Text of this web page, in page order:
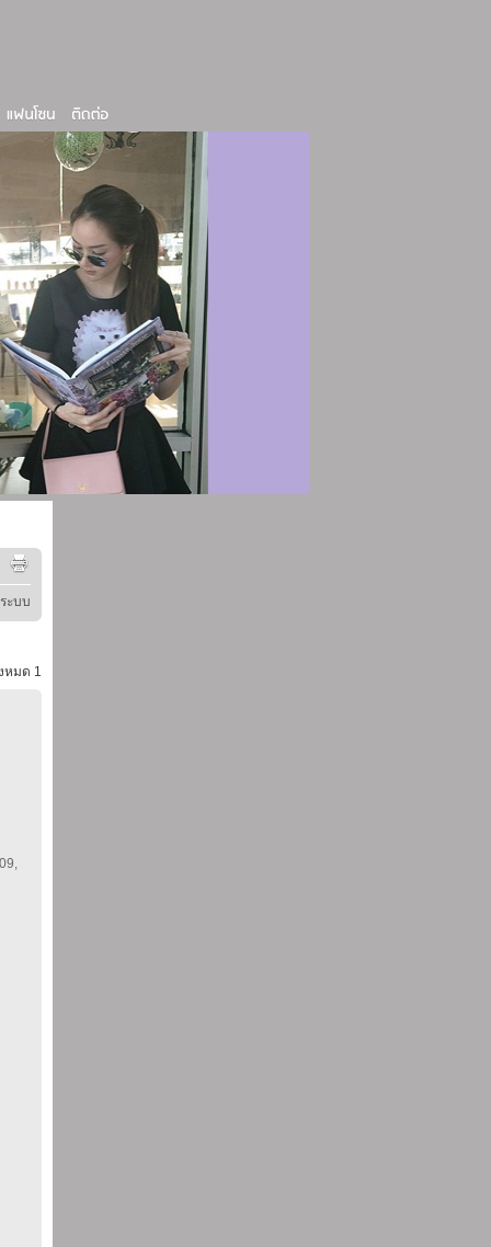
ะบบ
หมด 1